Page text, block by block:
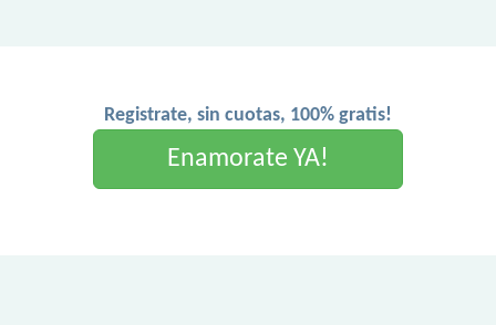
Registrate, sin cuotas, 100% gratis!
Enamorate YA!